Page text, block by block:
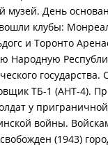
музей. День
клубы:
и Торонто
Народную
ТБ-1 (АНТ-4).
у
войны.
(1943)